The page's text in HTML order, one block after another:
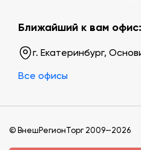
Ближайший к вам офис:
г. Екатеринбург,
Все офисы
© ВнешРегионТорг 2009—2026